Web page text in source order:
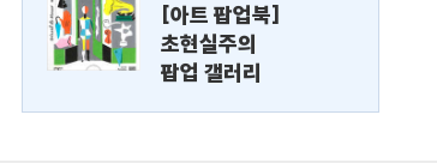
[아트 팝업북]
초현실주의
팝업 갤러리